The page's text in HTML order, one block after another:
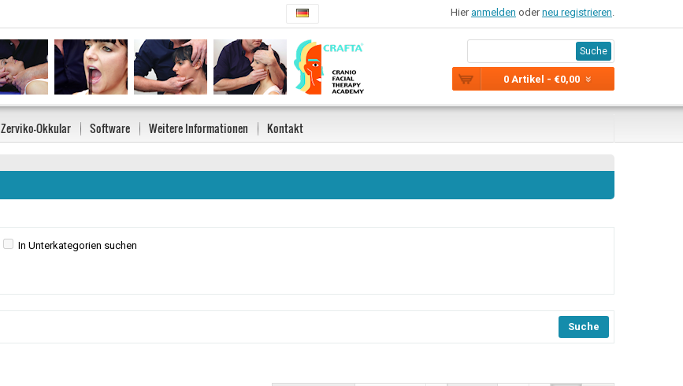
0 Artikel - €0,00
Suche
Hier anmelden oderneu registrieren.
Zerviko-Okkular Software Weitere Informationen Kontakt
In Unterkategorien suchen